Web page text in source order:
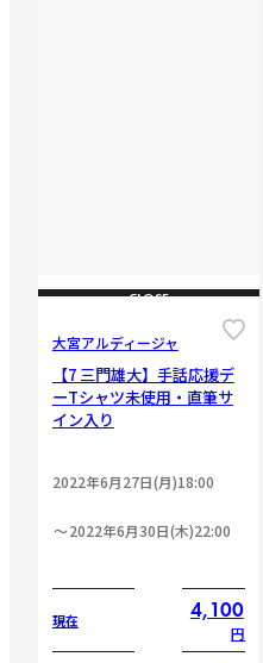
CLOSE
大宮アルディージャ
【7 三門雄大】手話応援デ
ーTシャツ未使用・直筆サ
イン入り
2022年6月27日(月)18:00
2022年6月30日(木)22:00
現在 4,100
円